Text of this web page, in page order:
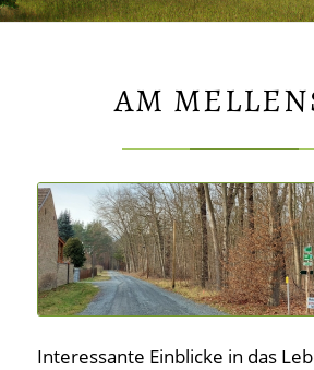
AM
Interessante Einblicke in das